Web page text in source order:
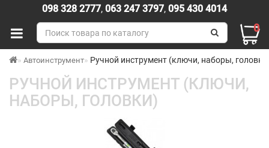
098 328 2777, 063 247 3797, 095 430 4014
0
Автоинструмент Ручной инструмент (ключи, наборы,
РУЧНОЙ ИНСТРУМЕНТ (КЛЮЧИ,
НАБОРЫ, ГОЛОВКИ)